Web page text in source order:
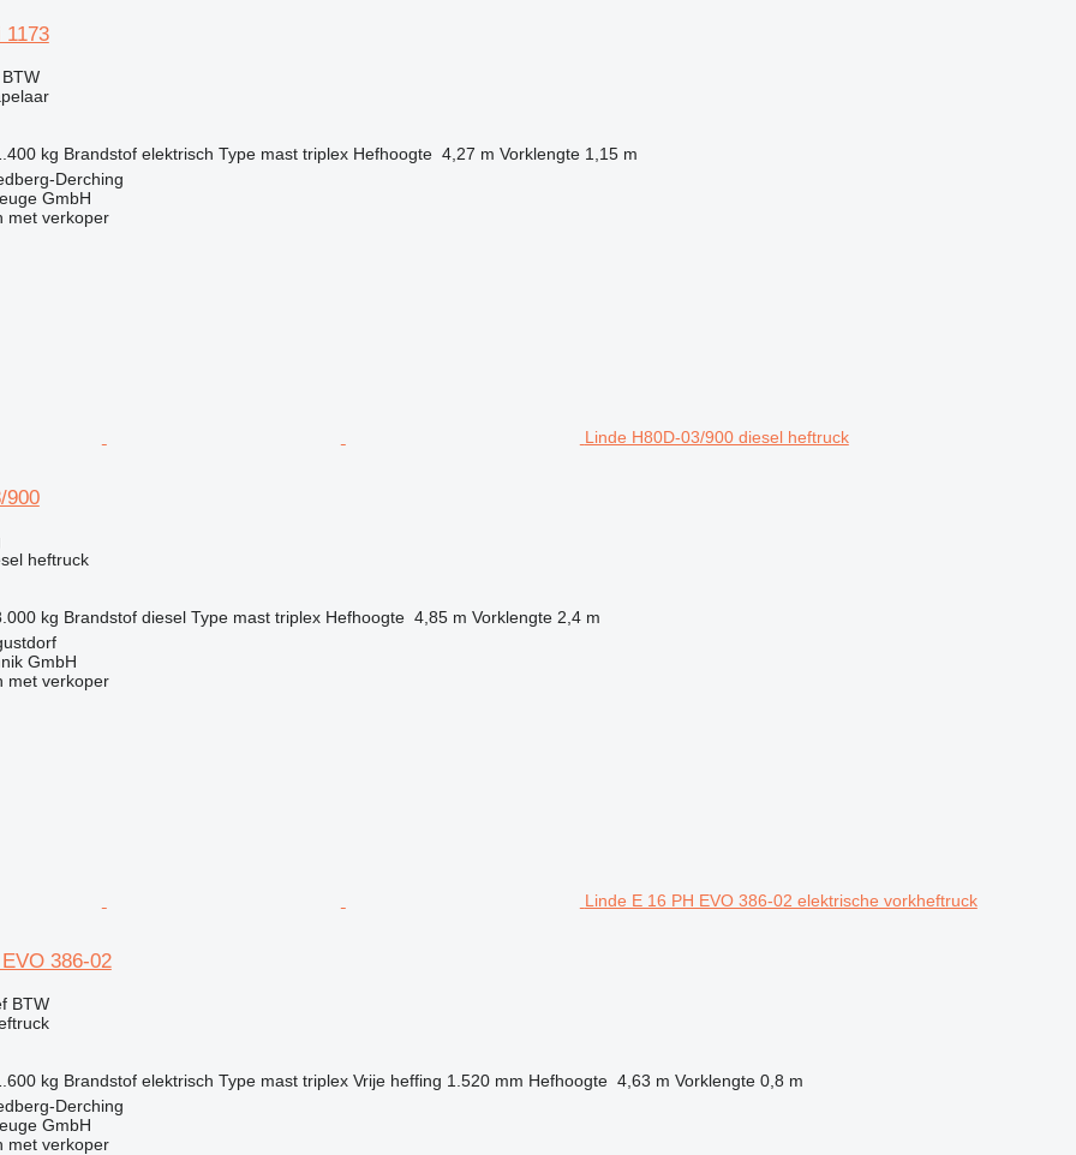
1173
kg Brandstof elektrisch Type mast triplex Hefhoogte 4,27 m Vorklengte 1,15 m
Derching
GmbH
met verkoper
Linde H80D-03/900 diesel heftruck
900
heftruck
kg Brandstof diesel Type mast triplex Hefhoogte 4,85 m Vorklengte 2,4 m
GmbH
met verkoper
Linde E 16 PH EVO 386-02 elektrische vorkheftruck
386-02
BTW
kg Brandstof elektrisch Type mast triplex Vrije heffing 1.520 mm Hefhoogte 4,63 m Vorklengte 0,8 m
Derching
GmbH
met verkoper